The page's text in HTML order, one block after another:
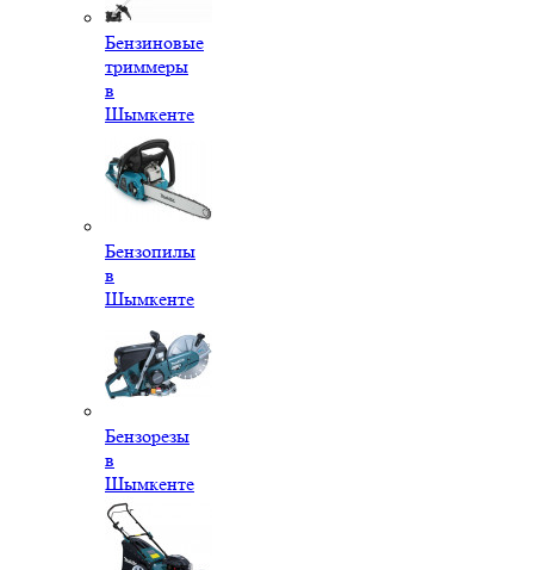
Бензиновые
триммеры
в
Шымкенте
Бензопилы
в
Шымкенте
Бензорезы
в
Шымкенте